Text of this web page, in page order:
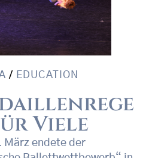
/ EDUCATION
Viele
März endete der